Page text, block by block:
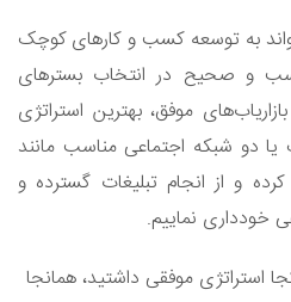
به توسعه کسب و کارهای کوچک
و صحیح در انتخاب بسترهای
موفق، بهترین استراتژی
دو شبکه اجتماعی مناسب مانند
و از انجام تبلیغات گسترده و
خودداری نماییم.
استراتژی موفقی داشتید، همانجا